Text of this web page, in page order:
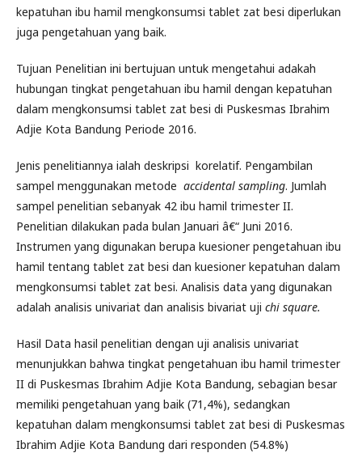
kepatuhan ibu hamil mengkonsumsi tablet zat besi diperlukan
juga pengetahuan yang baik.
Tujuan Penelitian ini bertujuan untuk mengetahui adakah
hubungan tingkat pengetahuan ibu hamil dengan kepatuhan
dalam mengkonsumsi tablet zat besi di Puskesmas Ibrahim
Adjie Kota Bandung Periode 2016.
Jenis penelitiannya ialah deskripsi korelatif. Pengambilan
sampel menggunakan metode accidental sampling. Jumlah
sampel penelitian sebanyak 42 ibu hamil trimester II.
Penelitian dilakukan pada bulan Januari â€“ Juni 2016.
Instrumen yang digunakan berupa kuesioner pengetahuan ibu
hamil tentang tablet zat besi dan kuesioner kepatuhan dalam
mengkonsumsi tablet zat besi. Analisis data yang digunakan
adalah analisis univariat dan analisis bivariat uji chi square.
Hasil Data hasil penelitian dengan uji analisis univariat
menunjukkan bahwa tingkat pengetahuan ibu hamil trimester
II di Puskesmas Ibrahim Adjie Kota Bandung, sebagian besar
memiliki pengetahuan yang baik (71,4%), sedangkan
kepatuhan dalam mengkonsumsi tablet zat besi di Puskesmas
Ibrahim Adjie Kota Bandung dari responden (54.8%)